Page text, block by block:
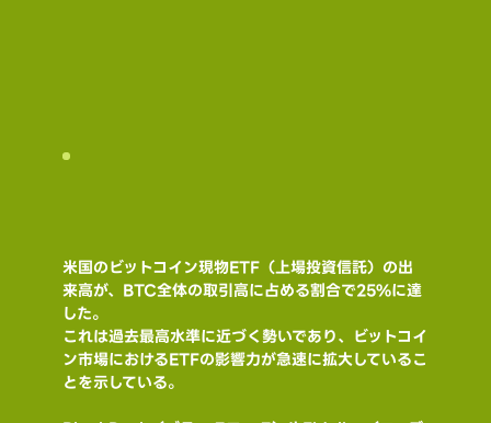
米国のビットコイン現物ETF（上場投資信託）の出
来高が、BTC全体の取引高に占める割合で25%に達
した。
これは過去最高水準に近づく勢いであり、ビットコイ
ン市場におけるETFの影響力が急速に拡大しているこ
とを示している。